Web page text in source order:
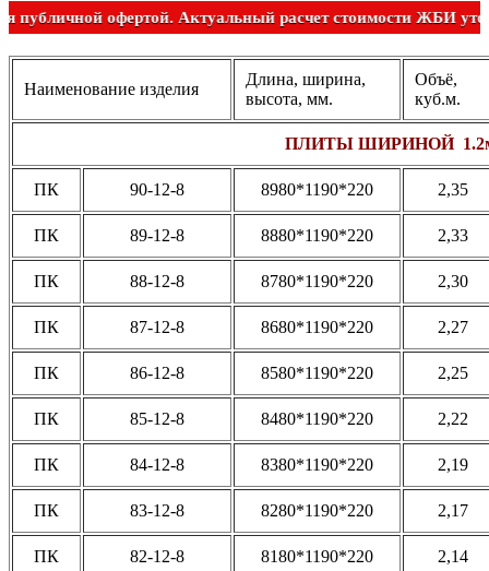
является публичной офертой. Актуальный расчет
Наименование изделия
Длина, ширина,
высота, мм.
Объё,
куб.м.
ПЛИТЫ ШИРИНОЙ
ПК 90-12-8 8980*1190*220 2,35
ПК 89-12-8 8880*1190*220 2,33
ПК 88-12-8 8780*1190*220 2,30
ПК 87-12-8 8680*1190*220 2,27
ПК 86-12-8 8580*1190*220 2,25
ПК 85-12-8 8480*1190*220 2,22
ПК 84-12-8 8380*1190*220 2,19
ПК 83-12-8 8280*1190*220 2,17
ПК 82-12-8 8180*1190*220 2,14